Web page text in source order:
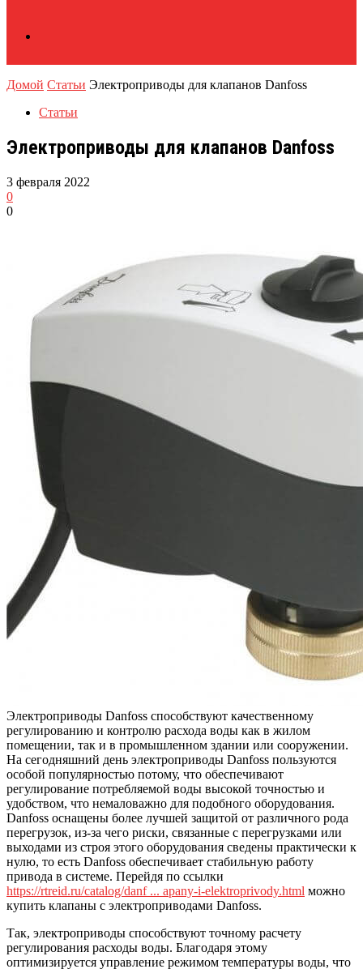
Домой Статьи Электроприводы для клапанов Danfoss
Статьи
Электроприводы для клапанов Danfoss
3 февраля 2022
0
0
Электроприводы Danfoss способствуют качественному
регулированию и контролю расхода воды как в жилом
помещении, так и в промышленном здании или сооружении.
На сегодняшний день электроприводы Danfoss пользуются
особой популярностью потому, что обеспечивают
регулирование потребляемой воды высокой точностью и
удобством, что немаловажно для подобного оборудования.
Danfoss оснащены более лучшей защитой от различного рода
перегрузок, из-за чего риски, связанные с перегрузками или
выходами из строя этого оборудования сведены практически к
нулю, то есть Danfoss обеспечивает стабильную работу
привода в системе. Перейдя по ссылки
https://rtreid.ru/catalog/danf ... apany-i-elektroprivody.html можно
купить клапаны с электроприводами Danfoss.
Так, электроприводы способствуют точному расчету
регулирования расходы воды. Благодаря этому
оптимизируется управление режимом температуры воды, что